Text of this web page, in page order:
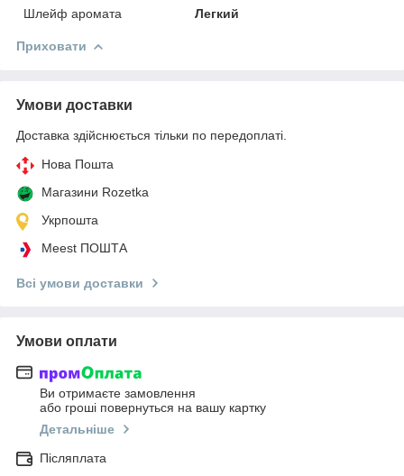
Шлейф аромата
Легкий
Приховати
Умови доставки
Доставка здійснюється тільки по передоплаті.
Нова Пошта
Магазини Rozetka
Укрпошта
Meest ПОШТА
Всі умови доставки
Умови оплати
Ви отримаєте замовлення
або гроші повернуться на вашу картку
Детальніше
Післяплата